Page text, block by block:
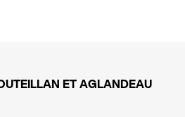
ET AGLANDEAU